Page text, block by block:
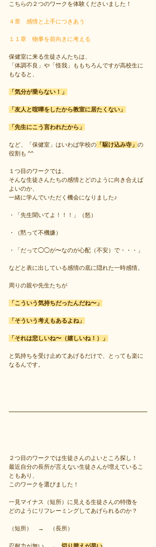
こちらの２つのワークを体験くださいました！
４章　感情と上手につきあう
１１章　物事を前向きに考える
保健室に来る生徒さんたちは、
「体調不良」や「怪我」ももちろんですが高校生に
もなると、
「気分が乗らない！」
「友人と喧嘩をしたから教室に居たくない」
「先生にこう言われたから」
など、「保健室」はいわば学校の 「駆け込み寺」 の
役割も ^^
１つ目のワークでは、
そんな生徒さんたちの感情とどのように向き合えば
よいのか、
一緒に学んでいただく機会になりました♪
・「先生聞いてよ！！！」（怒）
・（黙って不機嫌）
・「だって◯◯が〜なのが心配（不安）で・・・」
などと表に出している感情の底に隠れた一時感情。
周りの親や先生たちが
「こういう気持ちだったんだね〜」
「そういう考えもあるよね」
「それは悲しいね〜（嬉しいね！）」
と気持ちを受け止めてあげるだけで、とっても楽に
なるんです。
２つ目のワークでは生徒さんのよいところ探し！
最近自分の長所が言えない生徒さんが増えているこ
ともあり、
このワークを選びました！
一見マイナス（短所）に見える生徒さんの特徴を
どのようにリフレーミングしてあげられるのか？
（短所）　→　（長所）